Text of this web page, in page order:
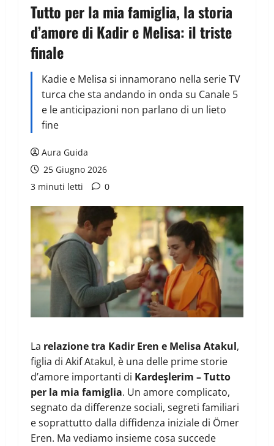
Tutto per la mia famiglia, la storia
d’amore di Kadir e Melisa: il triste
finale
Kadie e Melisa si innamorano nella serie TV
turca che sta andando in onda su Canale 5
e le anticipazioni non parlano di un lieto
fine
Aura Guida
25 Giugno 2026
3 minuti letti
0
La relazione tra Kadir Eren e Melisa Atakul,
figlia di Akif Atakul, è una delle prime storie
d’amore importanti di Kardeşlerim – Tutto
per la mia famiglia. Un amore complicato,
segnato da differenze sociali, segreti familiari
e soprattutto dalla diffidenza iniziale di Ömer
Eren. Ma vediamo insieme cosa succede